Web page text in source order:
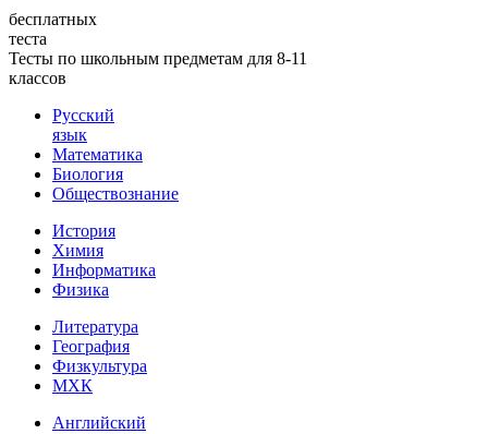
бесплатных
теста
Тесты по школьным предметам для 8-11
классов
Русский
язык
Математика
Биология
Обществознание
История
Химия
Информатика
Физика
Литература
География
Физкультура
МХК
Английский